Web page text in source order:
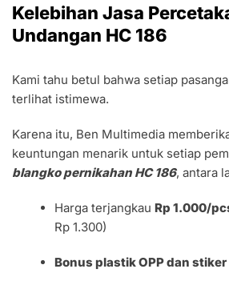
Kelebihan Jasa
Undangan HC 186
Kami tahu betul bahwa setiap
terlihat istimewa.
Karena itu, Ben Multimedia
keuntungan menarik untuk setiap
blangko pernikahan HC 186, antara
Harga terjangkauRp 1.000/
Rp 1.300)
Bonus plastik OPP dan stiker